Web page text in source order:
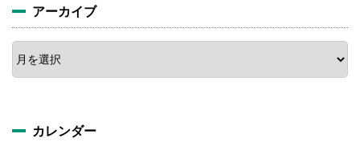
アーカイブ
ア
ー
カ
カレンダー